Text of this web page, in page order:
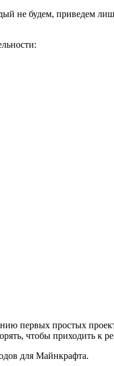
не будем, приведем
первых простых
чтобы приходить к
для Майнкрафта.